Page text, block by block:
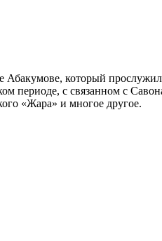
который
периоде, с связанном с
«Жара» и многое другое.